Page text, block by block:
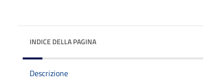
INDICE DELLA PAGINA
Descrizione